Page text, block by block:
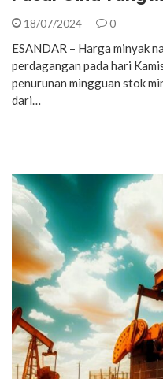
18/07/2024 0
ESANDAR – Harga minyak
perdagangan pada hari
penurunan mingguan stok
dari…